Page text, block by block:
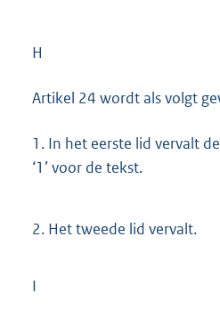
H
Artikel 24 wordt als volgt
1. In het eerste lid vervalt
‘1’ voor de tekst.
2. Het tweede lid vervalt.
I